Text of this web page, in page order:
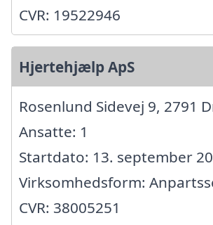
CVR: 19522946
Hjertehjælp ApS
Rosenlund Sidevej 9, 2791
Ansatte: 1
Startdato: 13. september
Virksomhedsform:
CVR: 38005251